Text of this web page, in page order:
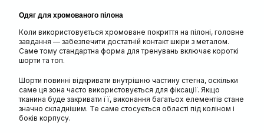
Одяг для хромованого пілона
Коли використовується хромоване покриття на пілоні, головне
завдання — забезпечити достатній контакт шкіри з металом.
Саме тому стандартна форма для тренувань включає короткі
шорти та топ.
Шорти повинні відкривати внутрішню частину стегна, оскільки
саме ця зона часто використовується для фіксації. Якщо
тканина буде закривати її, виконання багатьох елементів стане
значно складнішим. Те саме стосується області під коліном і
боків корпусу.